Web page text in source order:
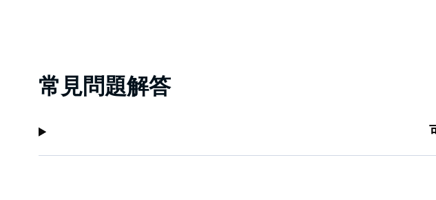
常見問題解答